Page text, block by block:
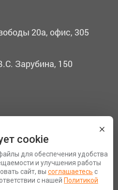
20а, офис, 305
Зарубина, 150
данных
cookie
для обеспечения удобства
и улучшения работы
сайт, вы соглашаетесь с
с нашей Политикой